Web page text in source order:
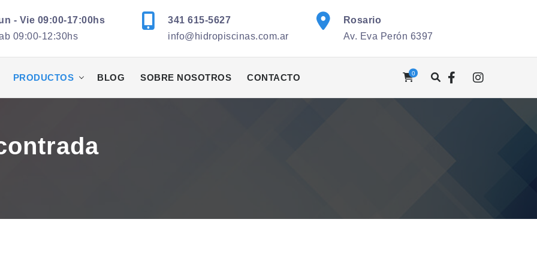
- Vie 09:00-17:00hs
09:00-12:30hs
341 615-5627
info@hidropiscinas.com.ar
Rosario
Av. Eva Perón 6397
PRODUCTOS BLOG SOBRE NOSOTROS CONTACTO 0